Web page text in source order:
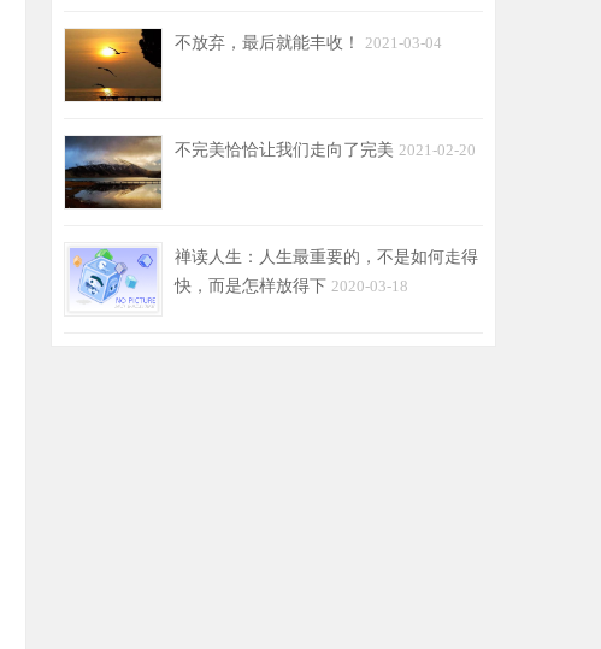
不放弃，最后就能丰收！ 2021-03-04
不完美恰恰让我们走向了完美 2021-02-20
禅读人生：人生最重要的，不是如何走得
快，而是怎样放得下 2020-03-18